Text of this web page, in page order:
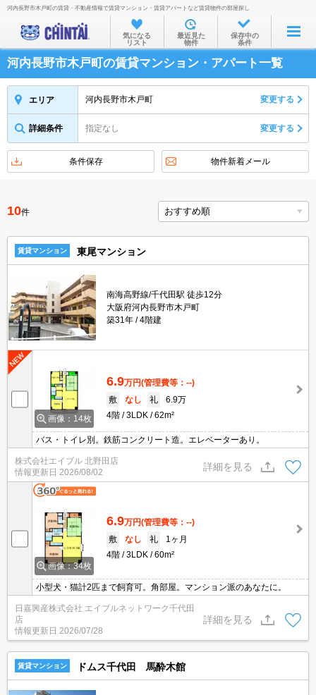
お部屋を探す
沿線・駅から
住所から
家賃相場から
物件特集から
不動産会社から
TOP
河内長野市木戸町の賃貸・不動産情報で賃貸マンション・賃貸アパートなど賃貸物件の部屋探し
気になる
リスト
最近見た
物件
保存中の
条件
河内長野市木戸町の賃貸マンション・アパート一覧
エリア 河内長野市木戸町 変更する
詳細条件 指定なし 変更する
条件保存 物件新着メール
10件
賃貸マンション 東尾マンション
南海高野線/千代田駅 徒歩12分
大阪府河内長野市木戸町
築31年
4階建
画像：14枚
6.9万円(管理費等：--)
敷
なし 礼
6.9万
4階
3LDK 62m²
バス・トイレ別。鉄筋コンクリート造。エレベーターあり。
株式会社エイブル 北野田店
情報更新日 2026/08/02
詳細を見る
画像：34枚
6.9万円(管理費等：--)
敷
なし 礼
1ヶ月
4階
3LDK 60m²
小型犬・猫計2匹まで飼育可。角部屋。マンション派のあなたに。
日嘉興産株式会社 エイブルネットワーク千代田
店
情報更新日 2026/07/28
詳細を見る
賃貸マンション ドムス千代田 馬酔木館